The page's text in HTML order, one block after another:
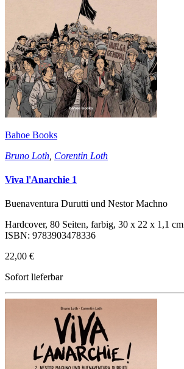
Bahoe Books
Bruno Loth Corentin Loth
Viva l'Anarchie 1
Buenaventura Durutti und Nestor Machno
Hardcover, 80 Seiten, farbig, 30 x 22 x 1,1 cm
ISBN: 9783903478336
22,00 €
Sofort lieferbar